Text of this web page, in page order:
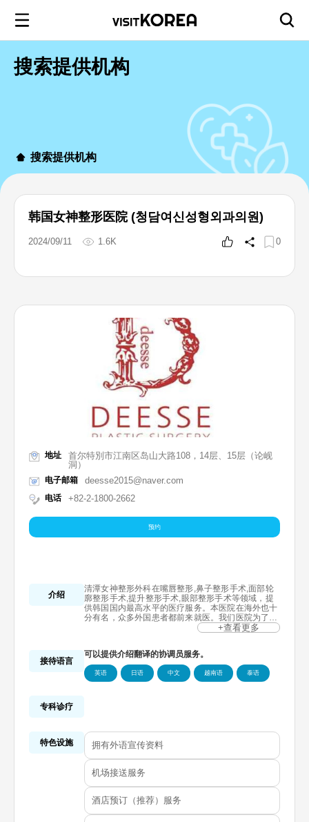
搜索提供机构
搜索提供机构
韩国女神整形医院 (청담여신성형외과의원)
2024/09/11 1.6K 0
地址
首尔特別市江南区岛山大路108，14层、15层（论岘
洞）
电子邮箱 deesse2015@naver.com
电话 +82-2-1800-2662
预约
介绍
清潭女神整形外科在嘴唇整形,鼻子整形手术,面部轮
廓整形手术,提升整形手术,眼部整形手术等领域，提
供韩国国内最高水平的医疗服务。本医院在海外也十
分有名，众多外国患者都前来就医。我们医院为了向
外国患者提供高品质的诊疗服务，常驻有日本,中国,
知名度在对韩国整形外科感兴趣的外国人中，迅速扩
大和提升，实际来韩的外国患者也表现出了相当高的
满意度，取得的成果令人瞩目。我们医院的努力还得
+查看更多
接待语言
可以提供介绍翻译的协调员服务。
英语 日语 中文 越南语 泰语
专科诊疗
特色设施 拥有外语宣传资料
机场接送服务
酒店预订（推荐）服务